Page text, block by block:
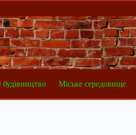
Міське середовище